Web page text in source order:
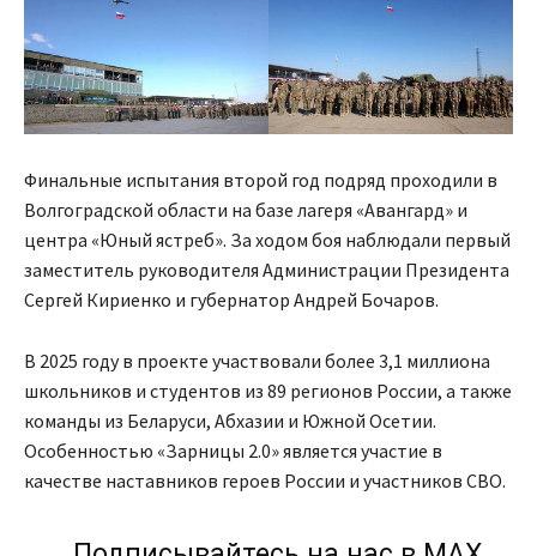
Финальные испытания второй год подряд проходили в
Волгоградской области на базе лагеря «Авангард» и
центра «Юный ястреб». За ходом боя наблюдали первый
заместитель руководителя Администрации Президента
Сергей Кириенко и губернатор Андрей Бочаров.
В 2025 году в проекте участвовали более 3,1 миллиона
школьников и студентов из 89 регионов России, а также
команды из Беларуси, Абхазии и Южной Осетии.
Особенностью «Зарницы 2.0» является участие в
качестве наставников героев России и участников СВО.